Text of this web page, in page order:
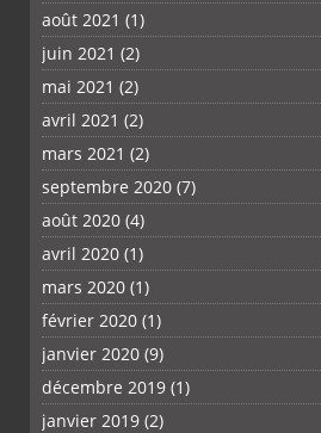
août 2021 (1)
juin 2021 (2)
mai 2021 (2)
avril 2021 (2)
mars 2021 (2)
septembre 2020 (7)
août 2020 (4)
avril 2020 (1)
mars 2020 (1)
février 2020 (1)
janvier 2020 (9)
décembre 2019 (1)
janvier 2019 (2)